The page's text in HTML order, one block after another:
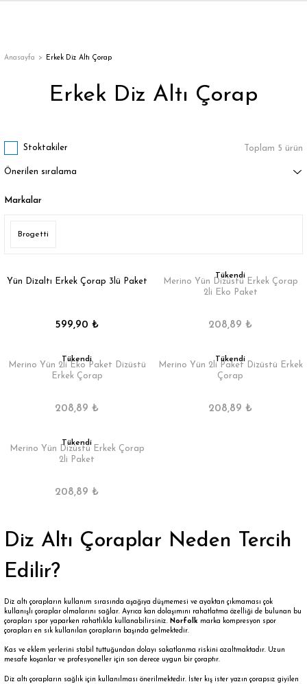
Anasayfa Erkek Diz Altı Çorap
Erkek Diz Altı Çorap
Stoktakiler Toplam 5 ürün
Markalar
Brogetti
Yün Dizaltı Erkek Çorap 3lü Paket
599,90 ₺
Tükendi
Merino Yün Dizüstü Erkek Çorap
2li Eko Paket
208,89 ₺
Tükendi
Merino Yün 2li Eko Paket Dizüstü
Erkek Çorap
208,89 ₺
Tükendi
Merino Yün 2li Paket Dizüstü Erkek
Çorap
208,89 ₺
Tükendi
Merino Yün Dizüstü Erkek Çorap
2li Paket
208,89 ₺
Diz Altı Çoraplar Neden Tercih
Edilir?
Diz altı çorapların kullanım sırasında aşağıya düşmemesi ve ayaktan çıkmaması çok
kullanışlı çoraplar olmalarını sağlar. Ayrıca kan dolaşımını rahatlatma özelliği de bulunan bu
çorapları spor yaparken rahatlıkla kullanabilirsiniz. Norfolk marka kompresyon spor
çorapları en sık kullanılan çorapların başında gelmektedir.
Kas ve eklem yerlerini stabil tuttuğundan dolayı sakatlanma riskini azaltmaktadır. Uzun
mesafe koşanlar ve profesyoneller için son derece uygun bir çoraptır.
Diz altı çorapların sağlık için kullanılması önerilmektedir. İster kış ister yazın çorapsız giyilen